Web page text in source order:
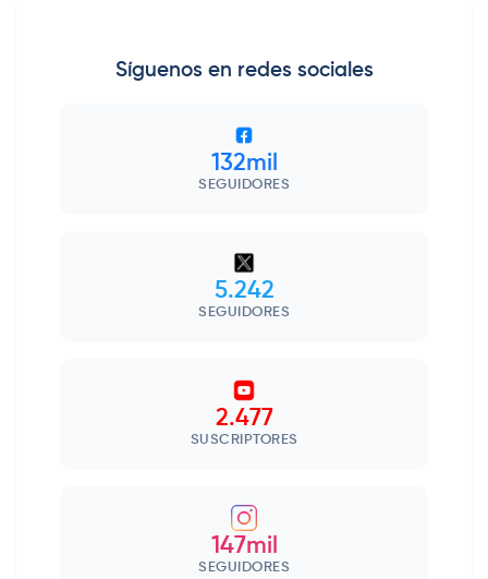
Síguenos en redes sociales
132mil
SEGUIDORES
5.242
SEGUIDORES
2.477
SUSCRIPTORES
147mil
SEGUIDORES